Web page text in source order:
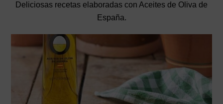
Deliciosas recetas elaboradas con Aceites de Oliva de
España.